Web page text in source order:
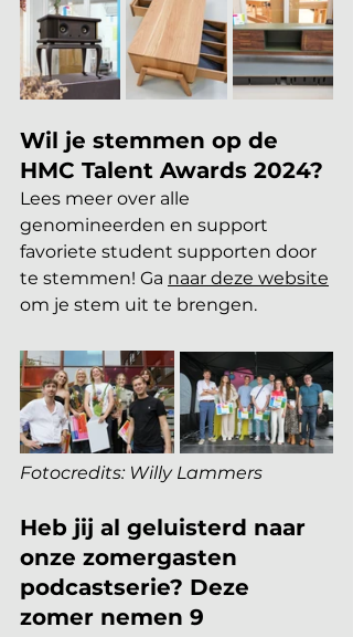
Wil je stemmen op de
HMC Talent Awards 2024?
Lees meer over alle
genomineerden en support
favoriete student supporten door
te stemmen! Ga naar deze website
om je stem uit te brengen.
Fotocredits: Willy Lammers
Heb jij al geluisterd naar
onze zomergasten
podcastserie? Deze
zomer nemen 9